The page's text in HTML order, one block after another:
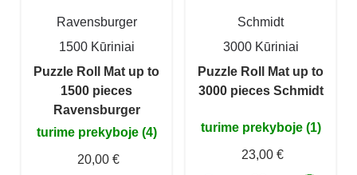
Ravensburger
1500 Kūriniai
Puzzle Roll Mat up to
1500 pieces
Ravensburger
turime prekyboje (4)
20,00 €
Schmidt
3000 Kūriniai
Puzzle Roll Mat up to
3000 pieces Schmidt
turime prekyboje (1)
23,00 €